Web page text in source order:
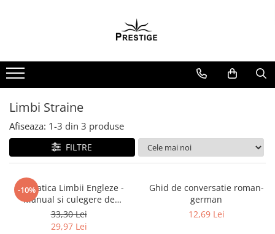
Noutati
Promotii
Spiritualitate - Ezoterism
AngelConnection
Arte Divinatorii
Chiromantie
Dezvoltare Spirituala
KidConnection
Limbi Straine
Afiseaza: 1-3 din 3 produse
FILTRE
-10%
Gramatica Limbii Engleze -
Manual si culegere de
exercitii
33,30 Lei
29,97 Lei
Ghid de conversatie roman-
german
12,69 Lei